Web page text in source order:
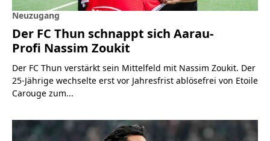
Neuzugang
Der FC Thun schnappt sich Aarau-
Profi Nassim Zoukit
Der FC Thun verstärkt sein Mittelfeld mit Nassim Zoukit. Der
25-Jährige wechselte erst vor Jahresfrist ablösefrei von Etoile
Carouge zum...